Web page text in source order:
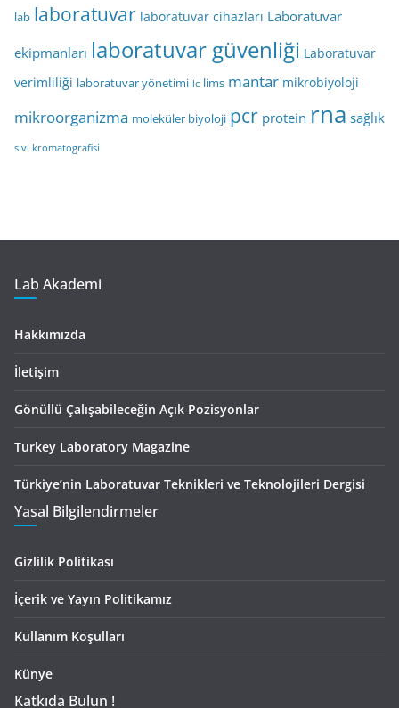
lab laboratuvar laboratuvar cihazları Laboratuvar
ekipmanları laboratuvar güvenliği Laboratuvar
verimliliği laboratuvar yönetimi lc lims mantar mikrobiyoloji
mikroorganizma moleküler biyoloji pcr protein rna sağlık
sıvı kromatografisi
Lab Akademi
Hakkımızda
İletişim
Gönüllü Çalışabileceğin Açık Pozisyonlar
Turkey Laboratory Magazine
Türkiye’nin Laboratuvar Teknikleri ve Teknolojileri Dergisi
Yasal Bilgilendirmeler
Gizlilik Politikası
İçerik ve Yayın Politikamız
Kullanım Koşulları
Künye
Katkıda Bulun !